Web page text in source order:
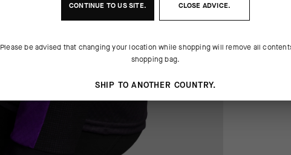
CONTINUE TOUSSITE. CLOSE ADVICE.
Please be advised that changing your location while shopping will remove all
shopping bag.
SHIP TO ANOTHER COUNTRY.